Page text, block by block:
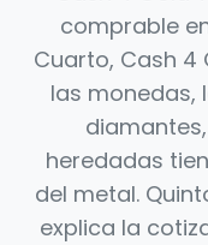
comprable
Cuarto, Cash 4
las monedas,
heredadas
del metal.
explica la